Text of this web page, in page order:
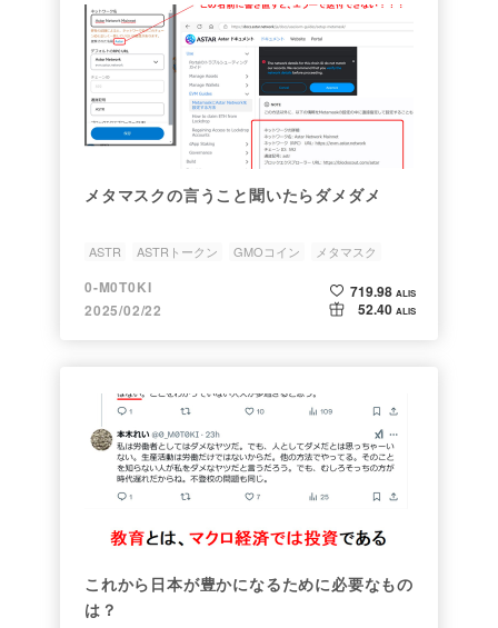
メタマスクの言うこと聞いたらダメダメ
ASTR ASTRトークン GMOコイン メタマスク
0-M0T0KI
2025/02/22
719.98 ALIS
52.40 ALIS
これから日本が豊かになるために必要なもの
は？